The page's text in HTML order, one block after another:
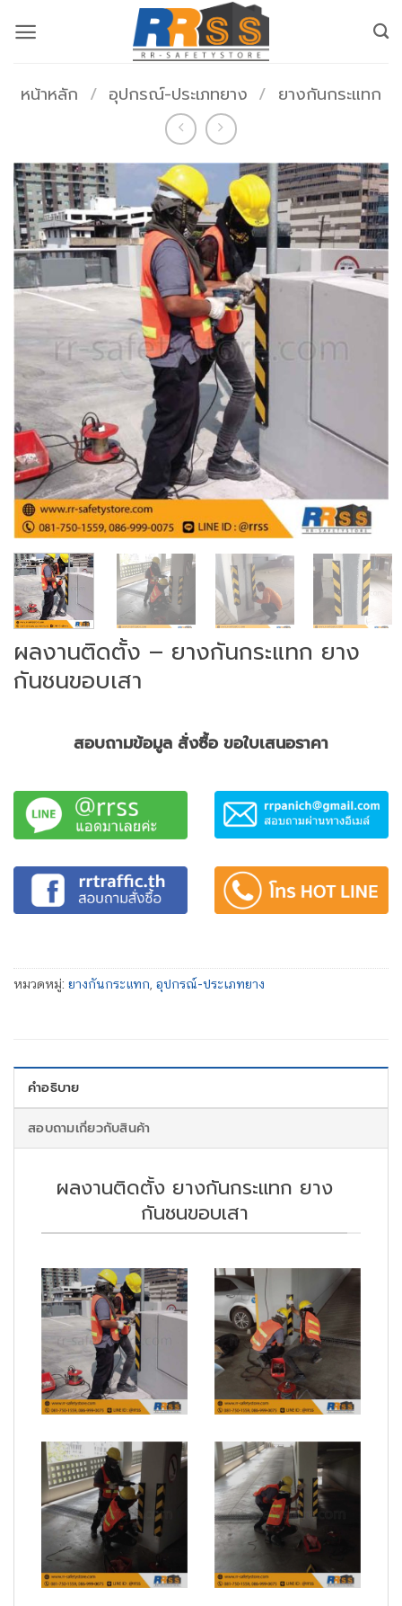
ไป
เนื้อหาหน้าหลัก / อุปกรณ์-ประเภทยาง / ยางกันกระแทก
ผลงานติดตั้ง – ยางกันกระแทก ยาง
กันชนขอบเสา
สอบถามข้อมูล สั่งซื้อ ขอใบเสนอราคา
หมวดหมู่: ยางกันกระแทก อุปกรณ์-ประเภทยาง
คำอธิบาย
สอบถามเกี่ยวกับสินค้า
ผลงานติดตั้ง ยางกันกระแทก ยาง
กันชนขอบเสา